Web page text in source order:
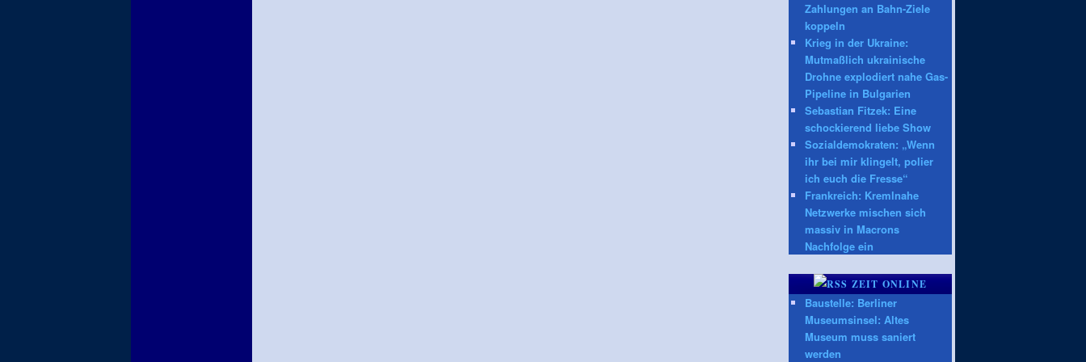
Zahlungen an Bahn-Ziele
koppeln
Krieg in der Ukraine:
Mutmaßlich ukrainische
Drohne explodiert nahe Gas-
Pipeline in Bulgarien
Sebastian Fitzek: Eine
schockierend liebe Show
Sozialdemokraten: „Wenn
ihr bei mir klingelt, polier
ich euch die Fresse“
Frankreich: Kremlnahe
Netzwerke mischen sich
massiv in Macrons
Nachfolge ein
ZEIT ONLINE
Baustelle: Berliner
Museumsinsel: Altes
Museum muss saniert
werden